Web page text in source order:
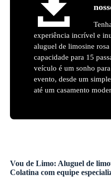
experiência incrível e
aluguel de limosine
capacidade para 15
veículo é um sonho
evento, desde um
até um casamento
Vou de Limo: Aluguel de
Colatina com equipe